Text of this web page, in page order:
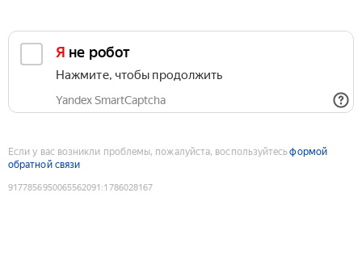
Я не робот
Нажмите, чтобы продолжить
Yandex SmartCaptcha
Если у вас возникли проблемы, пожалуйста, воспользуйтесьформой
обратной связи
9177856950065562091 :1786028167